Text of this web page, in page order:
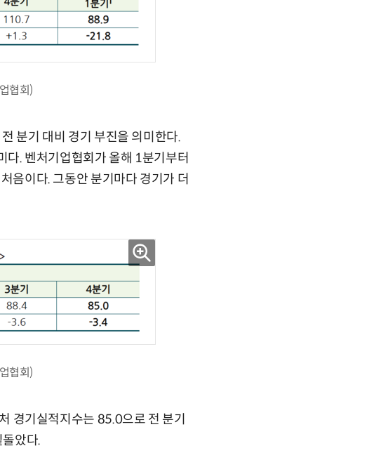
협회)
분기 대비 경기 부진을 의미한다.
다. 벤처기업협회가 올해 1분기부터
음이다. 그동안 분기마다 경기가 더
협회)
경기실적지수는 85.0으로 전 분기
았다.